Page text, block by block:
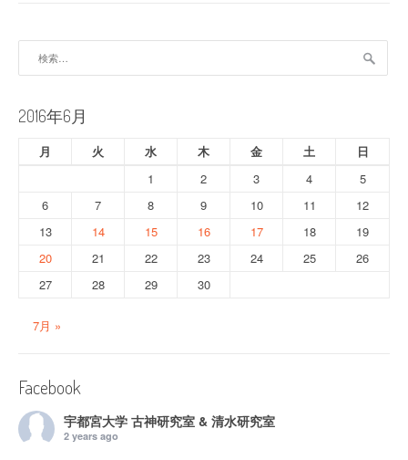
ゲ
ー
シ
ョ
2016年6月
月 火 水 木 金 土
日
1
2 3 4
5
6
7 8 9 10 11
12
13
14 15 16 17 18
19
20
21 22 23 24 25
26
27
28 29 30
7月 »
Facebook
宇都宮大学 古神研究室 & 清水研究室
2 years ago